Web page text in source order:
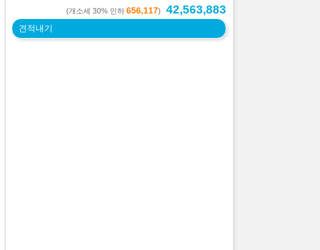
(개소세 30% 인하 656,117) 42,563,883
견적내기